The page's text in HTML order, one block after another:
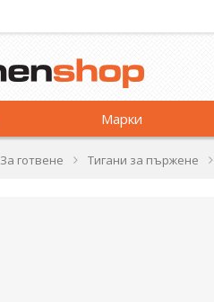
Марки
За готвене Тигани за пържене